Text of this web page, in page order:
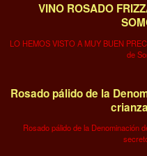
VINO ROSADO
LO HEMOS VISTO A MUY BUEN
de
Rosado pálido de la
Rosado pálido de la Denominación